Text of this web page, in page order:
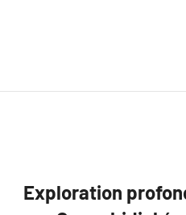
Exploration